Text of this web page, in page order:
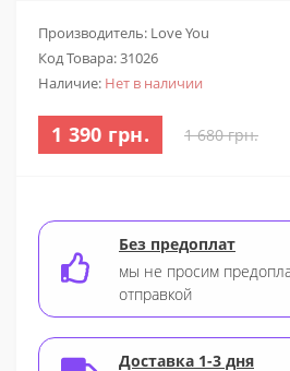
Производитель: Love You
Код Товара:31026
Наличие: Нет в наличии
1 390 грн. 1 680 грн.
Без предоплат
мы не просим
отправкой
Доставка 1-3 дня